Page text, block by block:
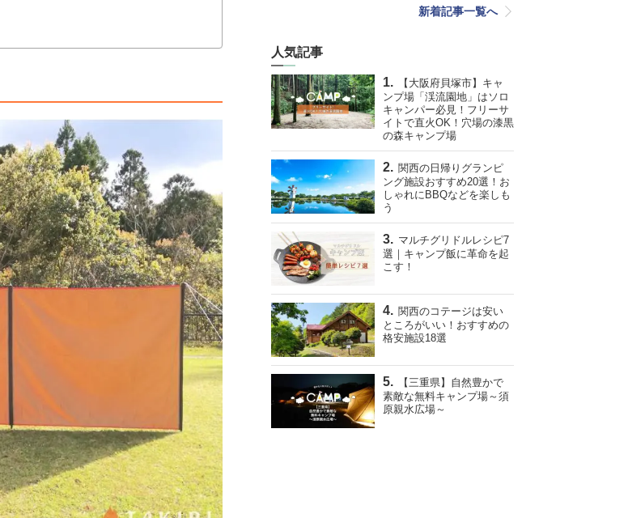
新着記事一覧へ
人気記事
【大阪府貝塚市】キャ
ンプ場「渓流園地」はソロ
キャンパー必見！フリーサ
イトで直火OK！穴場の漆黒
の森キャンプ場
関西の日帰りグランピ
ング施設おすすめ20選！お
しゃれにBBQなどを楽しも
う
マルチグリドルレシピ7
選｜キャンプ飯に革命を起
こす！
関西のコテージは安い
ところがいい！おすすめの
格安施設18選
【三重県】自然豊かで
素敵な無料キャンプ場～須
原親水広場～